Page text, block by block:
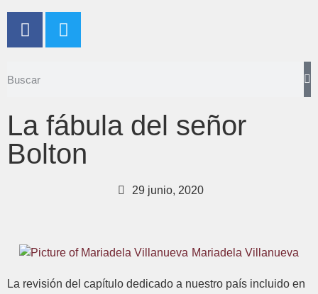
La fábula del señor
Bolton
29 junio, 2020
Mariadela Villanueva
La revisión del capítulo dedicado a nuestro país incluido en